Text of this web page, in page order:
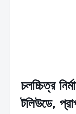
চলচ্চিত্র
টলিউডে,